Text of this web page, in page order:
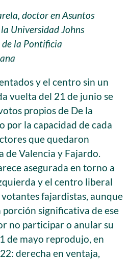
doctor en Asuntos
Universidad Johns
la Pontificia
y el centro sin un
vuelta del 21 de junio se
propios de De la
por la capacidad de cada
que quedaron
de Valencia y Fajardo.
asegurada en torno a
y el centro liberal
fajardistas, aunque
significativa de ese
no participar o anular su
de mayo reprodujo, en
derecha en ventaja,